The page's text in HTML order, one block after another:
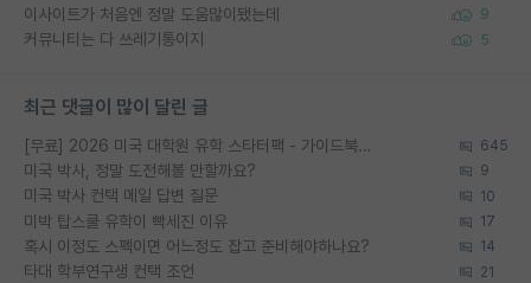
이사이트가 처음엔 정말 도움많이됐는데 9
커뮤니티는 다 쓰레기통이지 5
최근 댓글이 많이 달린 글
[무료] 2026 미국 대학원 유학 스타터팩 - 가이드북 & 합격자 컨택메일 템플릿 645
미국 박사, 정말 도전해볼 만할까요? 9
미국 박사 컨택 메일 답변 질문 10
미박 탑스쿨 유학이 빡세진 이유 17
혹시 이정도 스펙이면 어느정도 잡고 준비해야하나요? 14
타대 학부연구생 컨택 조언 21